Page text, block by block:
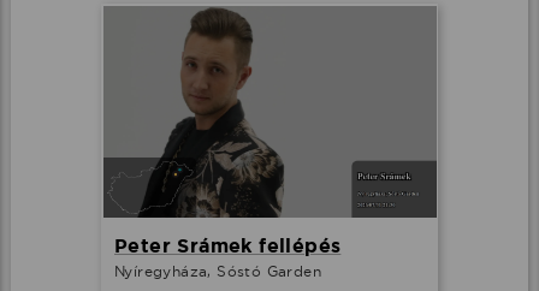
Peter Srámek fellépés
Nyíregyháza, Sóstó Garden